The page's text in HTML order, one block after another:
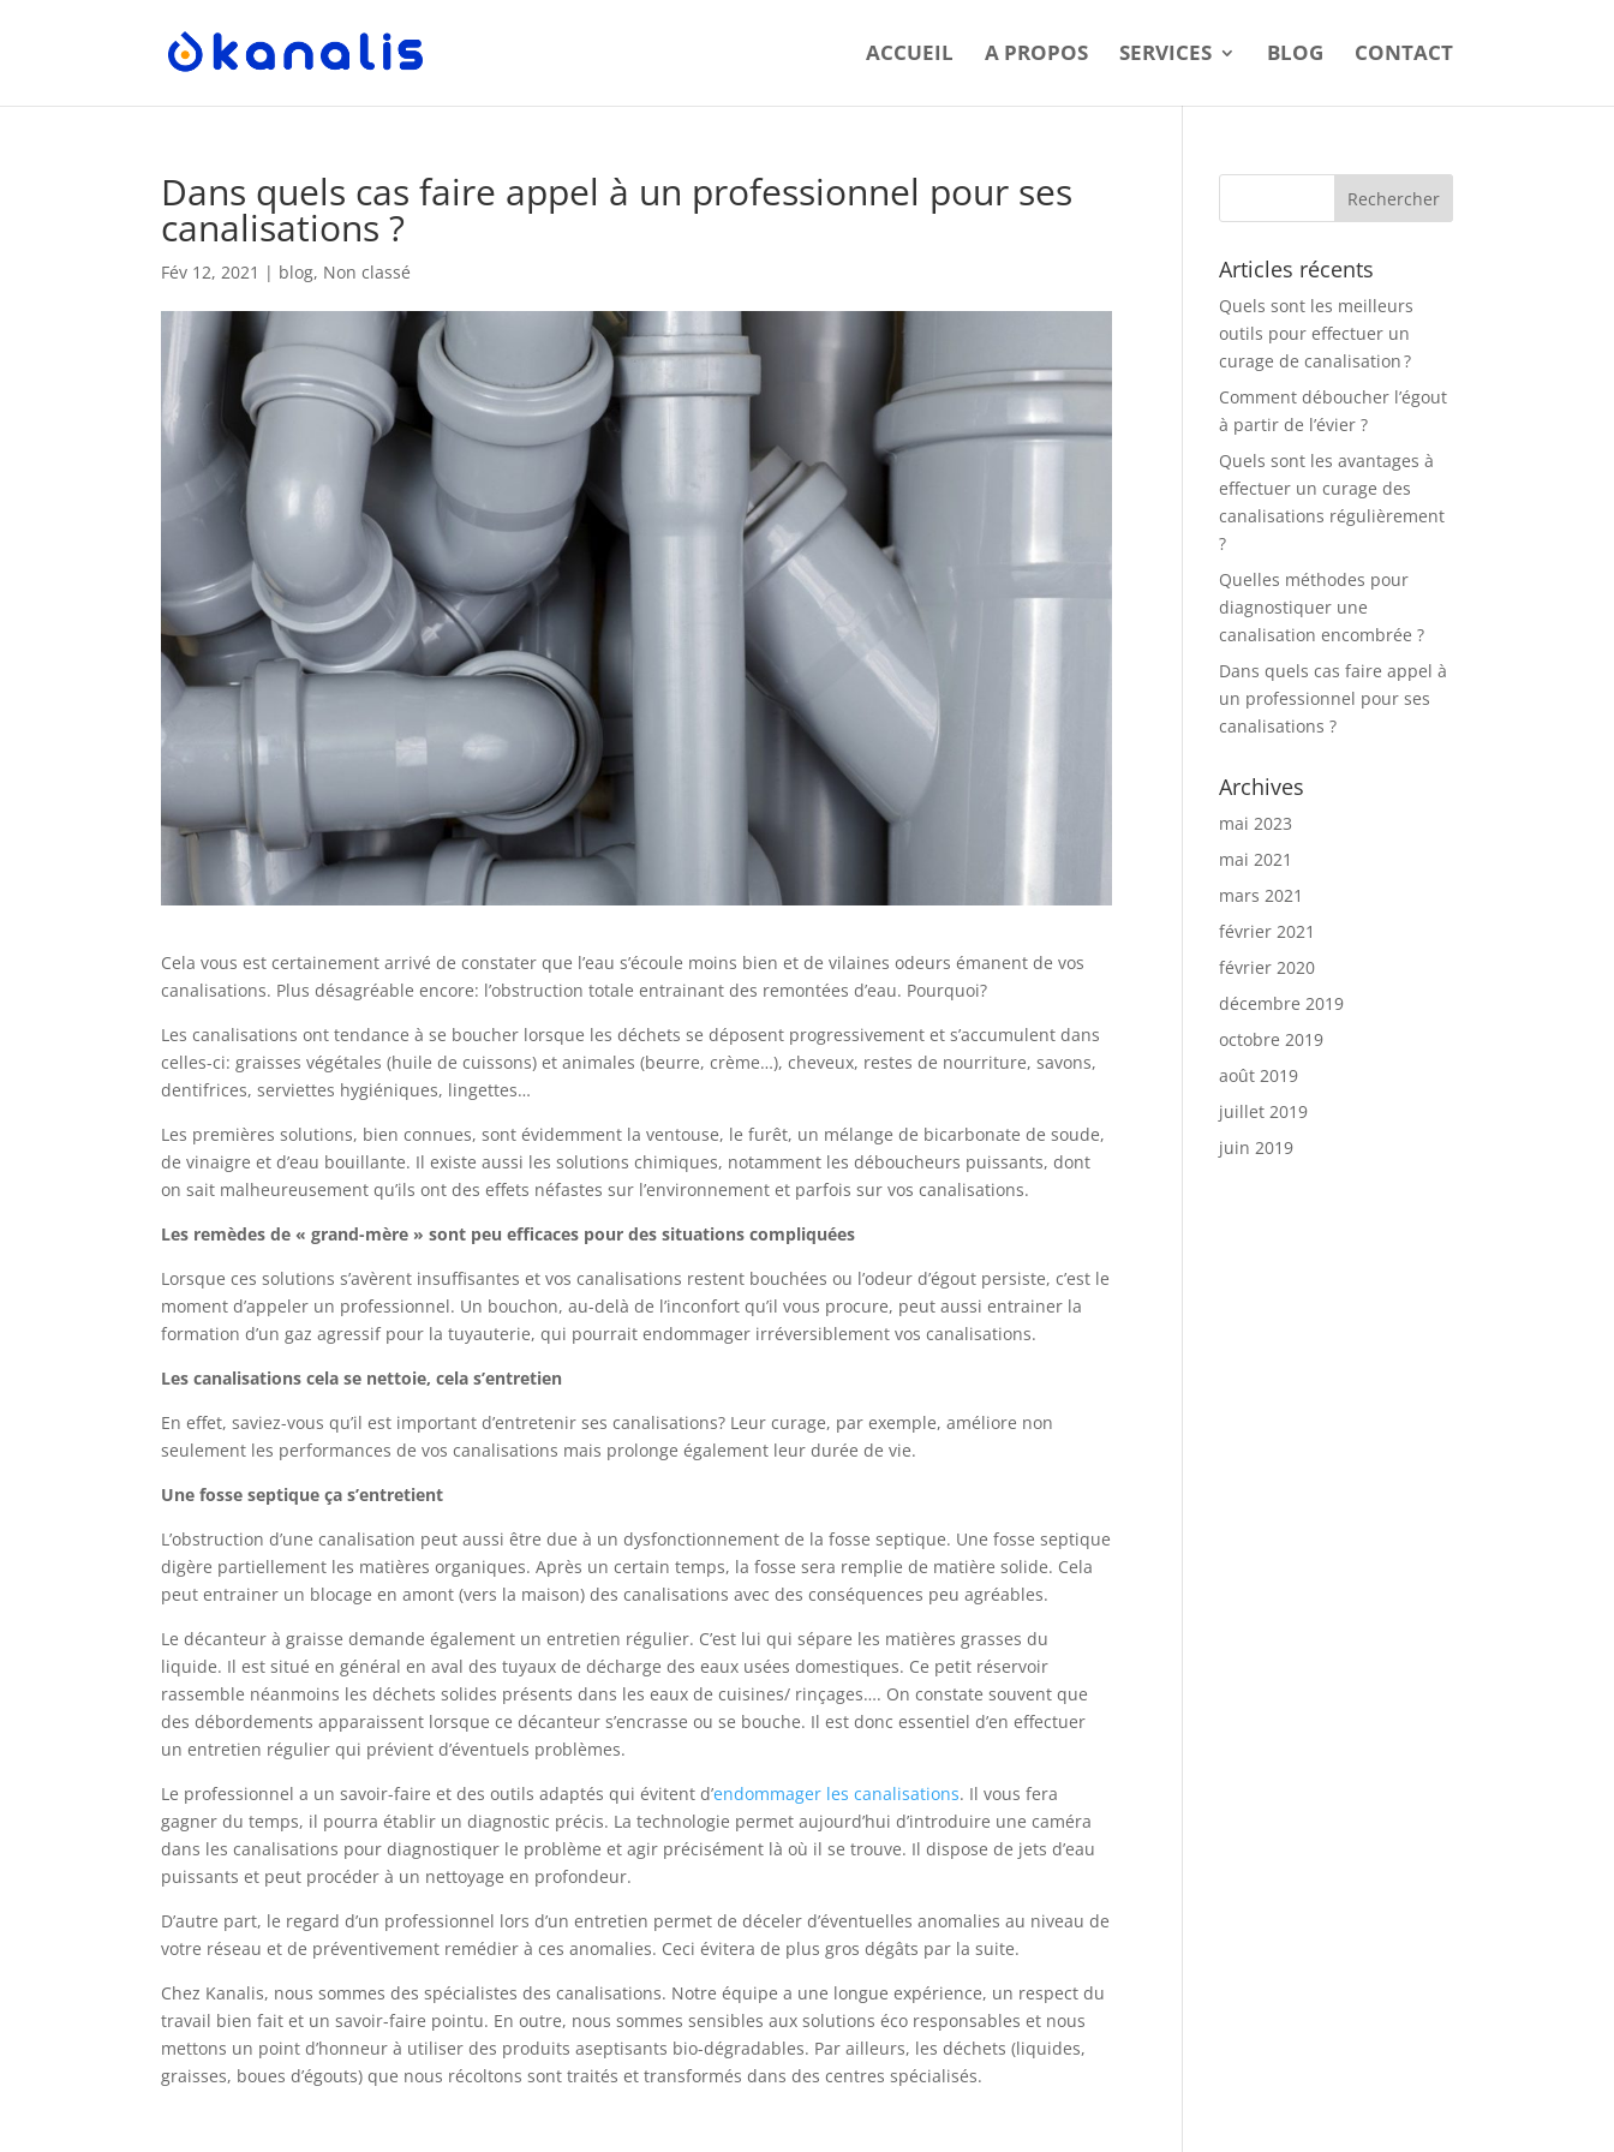
ACCUEIL A PROPOS SERVICES BLOG CONTACT
Dans quels cas faire appel à un professionnel pour ses
canalisations ?
Fév 12, 2021 | blog, Non classé
Cela vous est certainement arrivé de constater que l’eau s’écoule moins bien et de vilaines odeurs émanent de vos
canalisations. Plus désagréable encore: l’obstruction totale entrainant des remontées d’eau. Pourquoi?
Les canalisations ont tendance à se boucher lorsque les déchets se déposent progressivement et s’accumulent dans
celles-ci: graisses végétales (huile de cuissons) et animales (beurre, crème…), cheveux, restes de nourriture, savons,
dentifrices, serviettes hygiéniques, lingettes…
Les premières solutions, bien connues, sont évidemment la ventouse, le furêt, un mélange de bicarbonate de soude,
de vinaigre et d’eau bouillante. Il existe aussi les solutions chimiques, notamment les déboucheurs puissants, dont
on sait malheureusement qu’ils ont des effets néfastes sur l’environnement et parfois sur vos canalisations.
Les remèdes de « grand-mère » sont peu efficaces pour des situations compliquées
Lorsque ces solutions s’avèrent insuffisantes et vos canalisations restent bouchées ou l’odeur d’égout persiste, c’est le
moment d’appeler un professionnel. Un bouchon, au-delà de l’inconfort qu’il vous procure, peut aussi entrainer la
formation d’un gaz agressif pour la tuyauterie, qui pourrait endommager irréversiblement vos canalisations.
Les canalisations cela se nettoie, cela s’entretien
En effet, saviez-vous qu’il est important d’entretenir ses canalisations? Leur curage, par exemple, améliore non
seulement les performances de vos canalisations mais prolonge également leur durée de vie.
Une fosse septique ça s’entretient
L’obstruction d’une canalisation peut aussi être due à un dysfonctionnement de la fosse septique. Une fosse septique
digère partiellement les matières organiques. Après un certain temps, la fosse sera remplie de matière solide. Cela
peut entrainer un blocage en amont (vers la maison) des canalisations avec des conséquences peu agréables.
Le décanteur à graisse demande également un entretien régulier. C’est lui qui sépare les matières grasses du
liquide. Il est situé en général en aval des tuyaux de décharge des eaux usées domestiques. Ce petit réservoir
rassemble néanmoins les déchets solides présents dans les eaux de cuisines/ rinçages…. On constate souvent que
des débordements apparaissent lorsque ce décanteur s’encrasse ou se bouche. Il est donc essentiel d’en effectuer
un entretien régulier qui prévient d’éventuels problèmes.
Le professionnel a un savoir-faire et des outils adaptés qui évitent d’endommager les canalisations. Il vous fera
gagner du temps, il pourra établir un diagnostic précis. La technologie permet aujourd’hui d’introduire une caméra
dans les canalisations pour diagnostiquer le problème et agir précisément là où il se trouve. Il dispose de jets d’eau
puissants et peut procéder à un nettoyage en profondeur.
D’autre part, le regard d’un professionnel lors d’un entretien permet de déceler d’éventuelles anomalies au niveau de
votre réseau et de préventivement remédier à ces anomalies. Ceci évitera de plus gros dégâts par la suite.
Chez Kanalis, nous sommes des spécialistes des canalisations. Notre équipe a une longue expérience, un respect du
travail bien fait et un savoir-faire pointu. En outre, nous sommes sensibles aux solutions éco responsables et nous
mettons un point d’honneur à utiliser des produits aseptisants bio-dégradables. Par ailleurs, les déchets (liquides,
graisses, boues d’égouts) que nous récoltons sont traités et transformés dans des centres spécialisés.
Articles récents
Quels sont les meilleurs
outils pour effectuer un
curage de canalisation ?
Comment déboucher l’égout
à partir de l’évier ?
Quels sont les avantages à
effectuer un curage des
canalisations régulièrement
?
Quelles méthodes pour
diagnostiquer une
canalisation encombrée ?
Dans quels cas faire appel à
un professionnel pour ses
canalisations ?
Archives
mai 2023
mai 2021
mars 2021
février 2021
février 2020
décembre 2019
octobre 2019
août 2019
juillet 2019
juin 2019